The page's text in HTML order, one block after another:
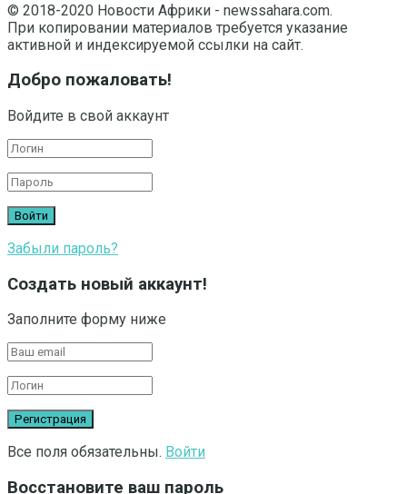
© 2018-2020 Новости Африки - newssahara.com.
При копировании материалов требуется указание
активной и индексируемой ссылки на сайт.
Добро пожаловать!
Войдите в свой аккаунт
Забыли пароль?
Создать новый аккаунт!
Заполните форму ниже
Все поля обязательны. Войти
Восстановите ваш пароль